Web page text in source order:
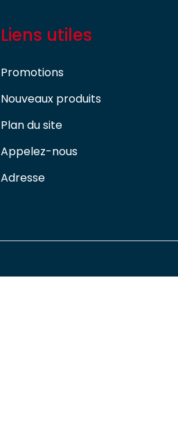
Liens utiles
Promotions
Nouveaux produits
Plan du site
Appelez-nous
Adresse